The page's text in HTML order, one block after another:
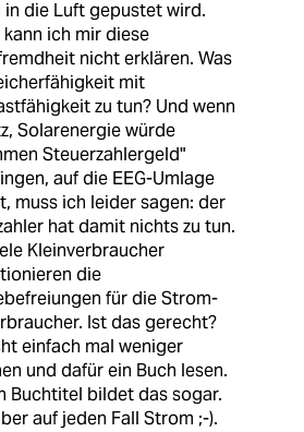
in die Luft gepustet wird.
ich mir diese
nicht erklären. Was
mit
zu tun? Und wenn
Solarenergie würde
Steuerzahlergeld"
auf die EEG-Umlage
muss ich leider sagen: der
hat damit nichts zu tun.
Kleinverbraucher
die
für die Strom-
Ist das gerecht?
einfach mal weniger
und dafür ein Buch lesen.
Buchtitel bildet das sogar.
auf jeden Fall Strom ;-).